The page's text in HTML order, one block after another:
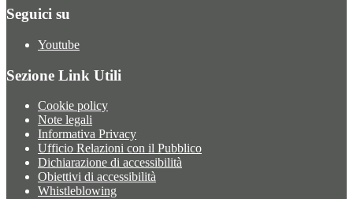
Seguici su
Youtube
Sezione Link Utili
Cookie policy
Note legali
Informativa Privacy
Ufficio Relazioni con il Pubblico
Dichiarazione di accessibilità
Obiettivi di accessibilità
Whistleblowing